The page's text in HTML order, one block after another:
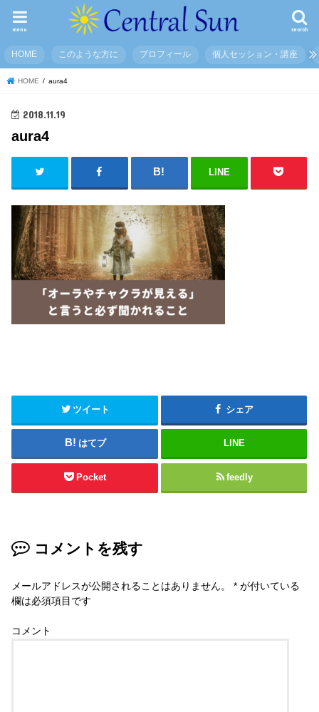
search
menu
HOME このような方に プロフィール 個人セッション・講座
HOME aura4
2018.11.19
aura4
LINE
ツイート シェア
はてブ LINE
Pocket feedly
コメントを残す
メールアドレスが公開されることはありません。 * が付いている
欄は必須項目です
コメント